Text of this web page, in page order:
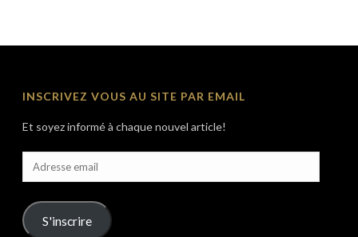
INSCRIVEZ VOUS AU SITE PAR EMAIL
Et soyez informé à chaque nouvel article!
Adresse
email
S'inscrire